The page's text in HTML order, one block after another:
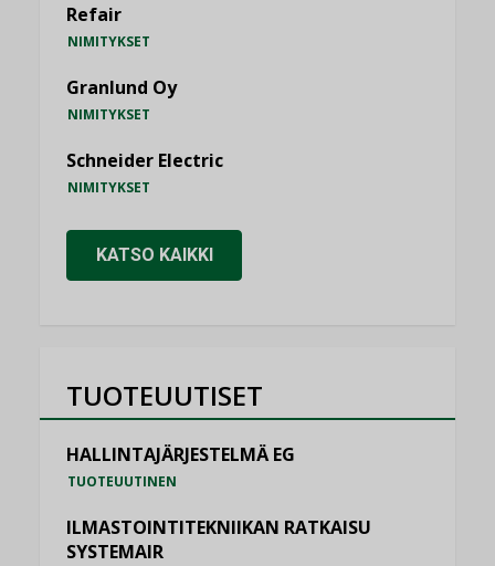
Refair
NIMITYKSET
Granlund Oy
NIMITYKSET
Schneider Electric
NIMITYKSET
KATSO KAIKKI
TUOTEUUTISET
HALLINTAJÄRJESTELMÄ EG
TUOTEUUTINEN
ILMASTOINTITEKNIIKAN RATKAISU
SYSTEMAIR